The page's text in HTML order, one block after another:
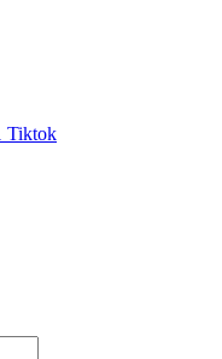
Tiktok